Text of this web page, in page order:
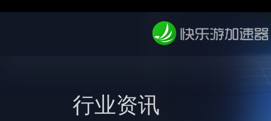
行业资讯